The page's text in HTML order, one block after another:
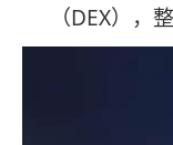
（DEX），